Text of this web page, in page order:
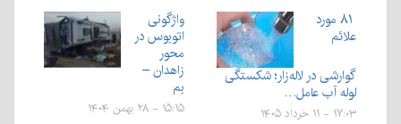
۸۱ مورد
علائم
گوارشی در لاله‌زار؛ شکستگی
لوله آب عامل…
۱۷:۰۳ - ۱۱ خرداد ۱۴۰۵
واژگونی
اتوبوس در
محور
زاهدان –
بم
۱۵:۱۵ - ۲۸ بهمن ۱۴۰۴